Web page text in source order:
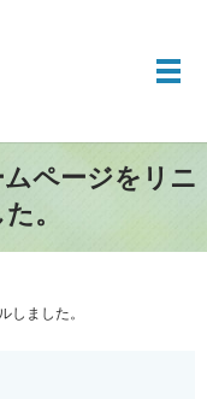
メ
ページをリニ
。
しました。